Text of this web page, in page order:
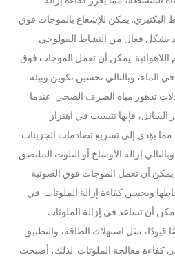
البكتيري. يمكن للإشعاع بالموجات فوق
بشكل فعال من النشاط البيولوجي
اللاهوائية. يمكن أن تعمل الموجات فوق
الماء، وبالتالي تحسين تكوين وبيئة
تدهور مياه الصرف الصحي. عندما
فإنها تتسبب في اهتزاز
يؤدي إلى تسريع تصادمات الجزيئات
إزالة الأوساخ أو التلوث الملتصق
أن تعمل الموجات فوق الصوتية
ويحسن كفاءة إزالة الملوثات. في
أن تساعد في إزالة الملوثات
قيودًا، مثل استهلاك الطاقة، والتطبيق
كفاءة معالجة الملوثات. لذلك، أصبحت